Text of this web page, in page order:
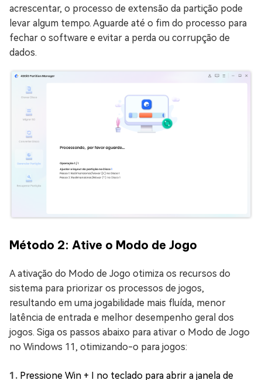
acrescentar, o processo de extensão da partição pode
levar algum tempo. Aguarde até o fim do processo para
fechar o software e evitar a perda ou corrupção de
dados.
Método 2: Ative o Modo de Jogo
A ativação do Modo de Jogo otimiza os recursos do
sistema para priorizar os processos de jogos,
resultando em uma jogabilidade mais fluída, menor
latência de entrada e melhor desempenho geral dos
jogos. Siga os passos abaixo para ativar o Modo de Jogo
no Windows 11, otimizando-o para jogos:
Pressione Win + I no teclado para abrir a janela de